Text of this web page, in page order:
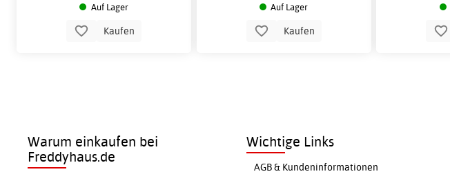
Auf Lager
Kaufen
Auf Lager
Kaufen
Warum einkaufen bei
Freddyhaus.de
Wichtige Links
AGB & Kundeninformationen